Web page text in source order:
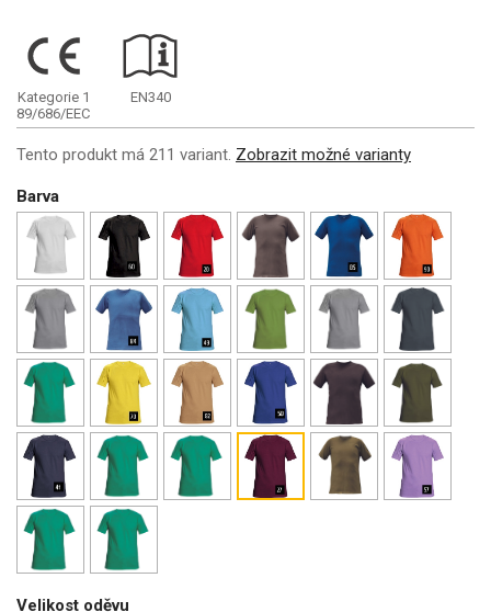
Kategorie 1
89/686/EEC
EN340
Tento produkt má 211 variant. Zobrazit možné varianty
Barva
Velikost oděvu